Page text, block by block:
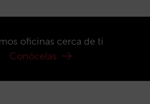
oficinas cerca de ti
Conócelas